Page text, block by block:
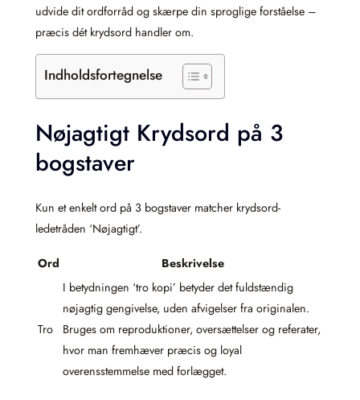
udvide dit ordforråd og skærpe din sproglige forståelse –
præcis dét krydsord handler om.
Indholdsfortegnelse
Nøjagtigt Krydsord på 3
bogstaver
Kun et enkelt ord på 3 bogstaver matcher krydsord-
ledetråden ‘Nøjagtigt’.
Ord Beskrivelse
Tro
I betydningen ‘tro kopi’ betyder det fuldstændig
nøjagtig gengivelse, uden afvigelser fra originalen.
Bruges om reproduktioner, oversættelser og referater,
hvor man fremhæver præcis og loyal
overensstemmelse med forlægget.